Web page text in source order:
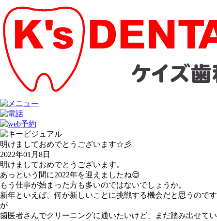
明けましておめでとうございます☆彡
2022年01月8日
明けましておめでとうございます。
あっという間に2022年を迎えましたね😌
もう仕事が始まった方も多いのではないでしょうか。
新年といえば、何か新しいことに挑戦する機会だと思うのです
が
歯医者さんでクリーニングに通いたいけど、まだ踏み出せてい